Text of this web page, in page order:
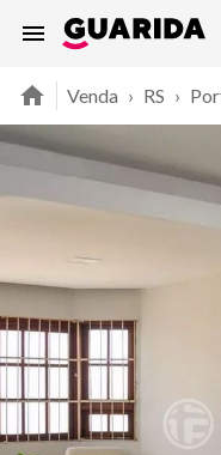
Venda › RS ›